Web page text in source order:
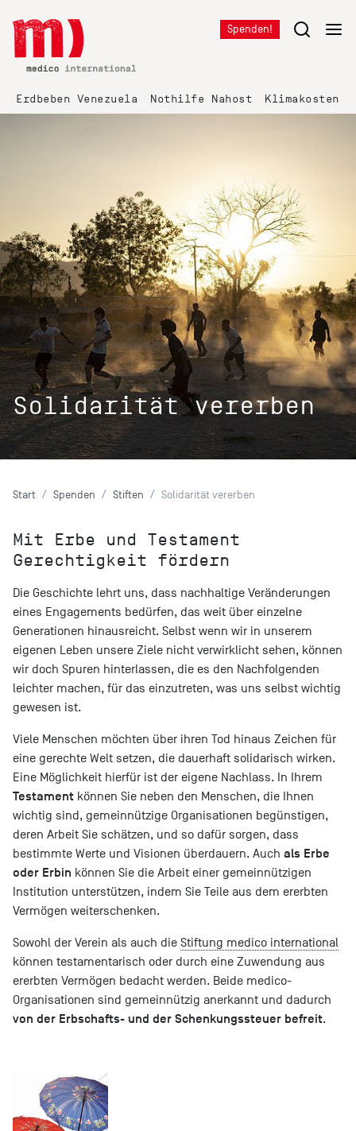
Spenden!
Erdbeben Venezuela Nothilfe Nahost Klimakosten
Solidarität vererben
Start Spenden Stiften Solidarität vererben
Mit Erbe und Testament
Gerechtigkeit fördern
Die Geschichte lehrt uns, dass nachhaltige Veränderungen
eines Engagements bedürfen, das weit über einzelne
Generationen hinausreicht. Selbst wenn wir in unserem
eigenen Leben unsere Ziele nicht verwirklicht sehen, können
wir doch Spuren hinterlassen, die es den Nachfolgenden
leichter machen, für das einzutreten, was uns selbst wichtig
gewesen ist.
Viele Menschen möchten über ihren Tod hinaus Zeichen für
eine gerechte Welt setzen, die dauerhaft solidarisch wirken.
Eine Möglichkeit hierfür ist der eigene Nachlass. In Ihrem
Testament können Sie neben den Menschen, die Ihnen
wichtig sind, gemeinnützige Organisationen begünstigen,
deren Arbeit Sie schätzen, und so dafür sorgen, dass
bestimmte Werte und Visionen überdauern. Auch als Erbe
oder Erbin können Sie die Arbeit einer gemeinnützigen
Institution unterstützen, indem Sie Teile aus dem ererbten
Vermögen weiterschenken.
Sowohl der Verein als auch die Stiftung medico international
können testamentarisch oder durch eine Zuwendung aus
ererbten Vermögen bedacht werden. Beide medico-
Organisationen sind gemeinnützig anerkannt und dadurch
von der Erbschafts- und der Schenkungssteuer befreit.